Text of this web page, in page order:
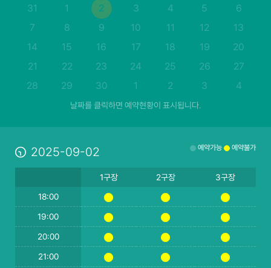
31
1 2 3 4 5
6
7
8 9 10 11 12
13
14
15 16 17 18 19
20
21
22 23 24 25 26
27
28
29 30 1 2 3 4
날짜를 클릭하면 예약현황이 표시됩니다.
2025-09-02 예약가능 예약불가
1구장 2구장
3구장
18:00
19:00
20:00
21:00